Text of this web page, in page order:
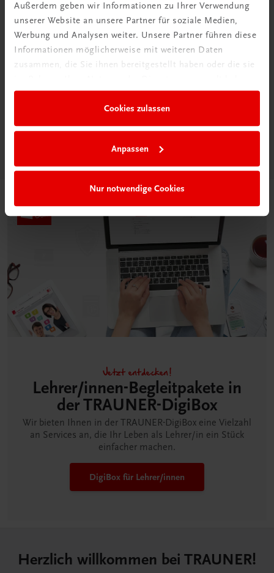
Außerdem geben wir Informationen zu Ihrer Verwendung
unserer Website an unsere Partner für soziale Medien,
Werbung und Analysen weiter. Unsere Partner führen diese
Informationen möglicherweise mit weiteren Daten
zusammen, die Sie ihnen bereitgestellt haben oder die sie
Cookies zulassen
Anpassen
Nur notwendige Cookies
Neu in der DigiBox
Das „Digitale
Klassenzimmer“
Mehr dazu
Jetzt entdecken!
Lehrer/innen-Begleitpakete in
der TRAUNER-DigiBox
Wir bieten Ihnen in der TRAUNER-DigiBox eine Vielzahl
an Services an, die Ihr Leben als Lehrer/in ein Stück
einfacher machen.
DigiBox für Lehrer/innen
Herzlich willkommen bei TRAUNER!